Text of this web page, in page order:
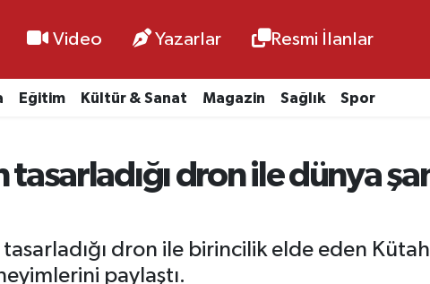
Video Yazarlar Resmi İlanlar
Eğitim Kültür & Sanat Magazin Sağlık Spor
tasarladığı dron ile dünya
dron ile birincilik elde eden
paylaştı.